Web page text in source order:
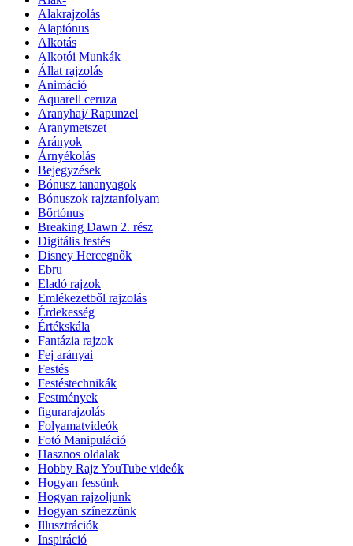
Alakrajzolás
Alaptónus
Alkotás
Alkotói Munkák
Állat rajzolás
Animáció
Aquarell ceruza
Aranyhaj/ Rapunzel
Aranymetszet
Arányok
Árnyékolás
Bejegyzések
Bónusz tananyagok
Bónuszok rajztanfolyam
Bőrtónus
Breaking Dawn 2. rész
Digitális festés
Disney Hercegnők
Ebru
Eladó rajzok
Emlékezetből rajzolás
Érdekesség
Értékskála
Fantázia rajzok
Fej arányai
Festés
Festéstechnikák
Festmények
figurarajzolás
Folyamatvideók
Fotó Manipuláció
Hasznos oldalak
Hobby Rajz YouTube videók
Hogyan fessünk
Hogyan rajzoljunk
Hogyan színezzünk
Illusztrációk
Inspiráció